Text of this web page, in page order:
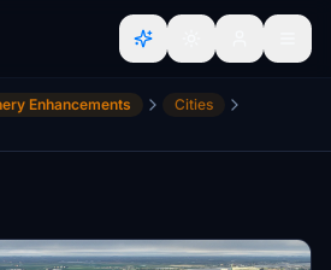
Enhancements
Cities